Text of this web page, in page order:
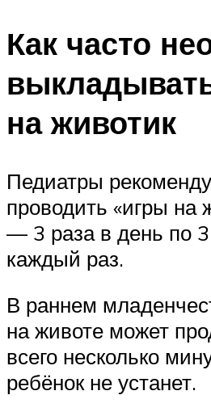
Как часто
на животик
Педиатры
проводить «игры на
— 3 раза в день по
каждый раз.
В раннем
на животе может
всего несколько
ребёнок не устанет.